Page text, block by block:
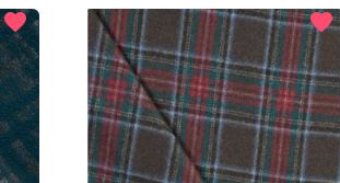
favorite favorite